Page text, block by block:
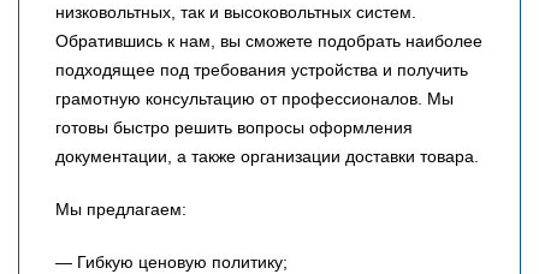
низковольтных, так и высоковольтных систем.
Обратившись к нам, вы сможете подобрать наиболее
подходящее под требования устройства и получить
грамотную консультацию от профессионалов. Мы
готовы быстро решить вопросы оформления
документации, а также организации доставки товара.
Мы предлагаем:
— Гибкую ценовую политику;